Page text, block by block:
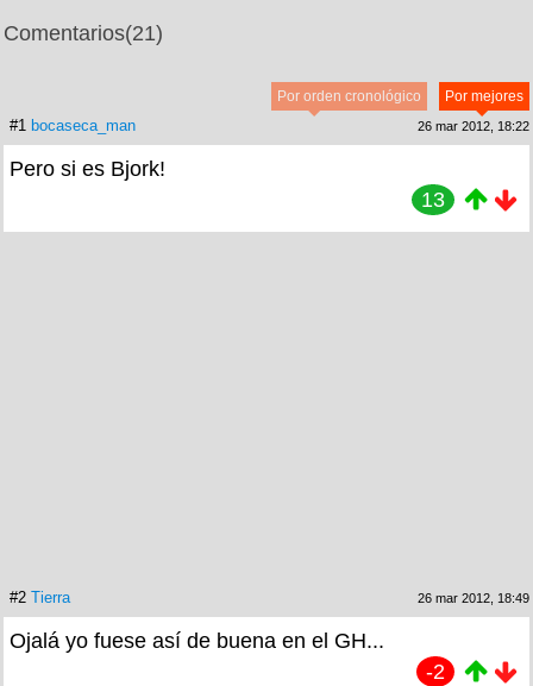
Comentarios(21)
Por mejores
Por orden cronológico
#1 bocaseca_man 26 mar 2012, 18:22
Pero si es Bjork!
13
#2 Tierra 26 mar 2012, 18:49
Ojalá yo fuese así de buena en el GH...
-2